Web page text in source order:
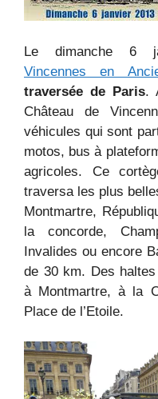
Le dimanche 6
Vincennes en
traversée de Paris.
Château de
véhicules qui sont
motos, bus à
agricoles. Ce
traversa les plus
Montmartre,
la concorde,
Invalides ou encore
de 30 km. Des
à Montmartre, à la
Place de l’Etoile.